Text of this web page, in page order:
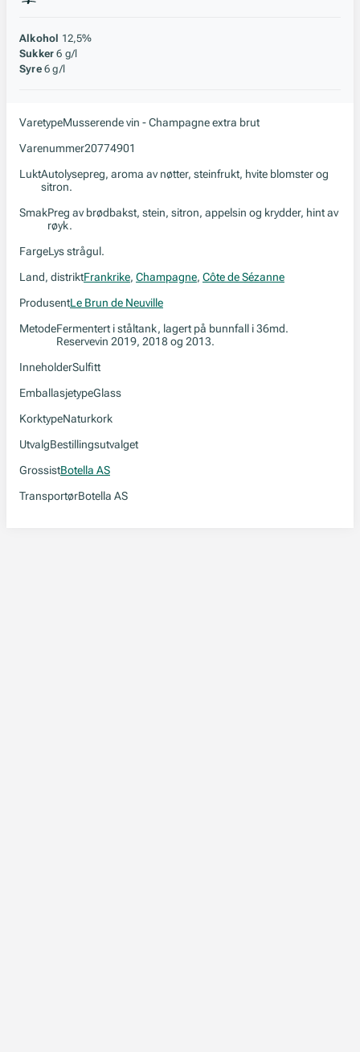
Alkohol 12,5%
Sukker 6 g/l
Syre 6 g/l
VaretypeMusserende vin - Champagne extra brut
Varenummer20774901
LuktAutolysepreg, aroma av nøtter, steinfrukt, hvite blomster og
sitron.
SmakPreg av brødbakst, stein, sitron, appelsin og krydder, hint av
røyk.
FargeLys strågul.
Land, distriktFrankrike, Champagne, Côte de Sézanne
ProdusentLe Brun de Neuville
MetodeFermentert i ståltank, lagert på bunnfall i 36md.
Reservevin 2019, 2018 og 2013.
InneholderSulfitt
EmballasjetypeGlass
KorktypeNaturkork
UtvalgBestillingsutvalget
GrossistBotella AS
TransportørBotella AS